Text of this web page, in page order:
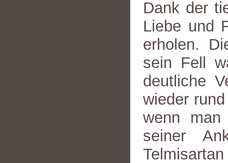
Dank der
Liebe und
erholen.
sein Fell
deutliche
wieder
wenn
seiner